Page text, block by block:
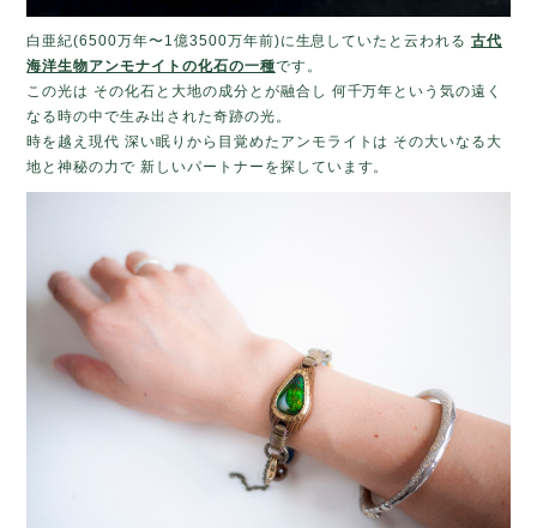
白亜紀(6500万年〜1億3500万年前)に生息していたと云われる古代
海洋生物アンモナイトの化石の一種です。
この光は その化石と大地の成分とが融合し 何千万年という気の遠く
なる時の中で生み出された奇跡の光。
時を越え現代 深い眠りから目覚めたアンモライトは その大いなる大
地と神秘の力で 新しいパートナーを探しています。